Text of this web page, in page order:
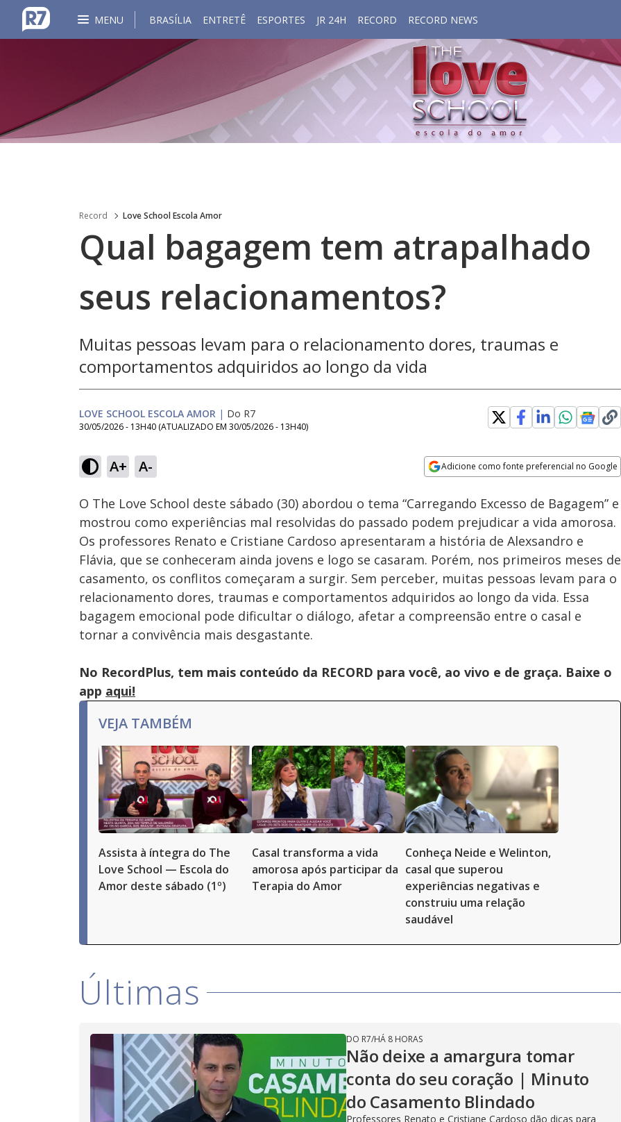
MENU BRASÍLIA ENTRETÊ ESPORTES JR 24H RECORD RECORD NEWS
Record Love School Escola Amor
Qual bagagem tem atrapalhado
seus relacionamentos?
Muitas pessoas levam para o relacionamento dores, traumas e
comportamentos adquiridos ao longo da vida
LOVE SCHOOL ESCOLA AMOR | Do R7
30/05/2026 - 13H40 (ATUALIZADO EM 30/05/2026 - 13H40)
A+ A- Adicione como fonte preferencial no Google
Ativar
Som
11.99%
Velocidade
O The Love School deste sábado (30) abordou o tema “Carregando Excesso de Bagagem” e
mostrou como experiências mal resolvidas do passado podem prejudicar a vida amorosa.
Os professores Renato e Cristiane Cardoso apresentaram a história de Alexsandro e
Flávia, que se conheceram ainda jovens e logo se casaram. Porém, nos primeiros meses de
casamento, os conflitos começaram a surgir. Sem perceber, muitas pessoas levam para o
relacionamento dores, traumas e comportamentos adquiridos ao longo da vida. Essa
bagagem emocional pode dificultar o diálogo, afetar a compreensão entre o casal e
tornar a convivência mais desgastante.
No RecordPlus, tem mais conteúdo da RECORD para você, ao vivo e de graça. Baixe o
app aqui!
VEJA TAMBÉM
Assista à íntegra do The
Love School — Escola do
Amor deste sábado (1º)
Casal transforma a vida
amorosa após participar da
Terapia do Amor
Conheça Neide e Welinton,
casal que superou
experiências negativas e
construiu uma relação
saudável
Últimas
DO R7/HÁ 8 HORAS
Não deixe a amargura tomar
conta do seu coração | Minuto
do Casamento Blindado
Professores Renato e Cristiane Cardoso dão dicas para